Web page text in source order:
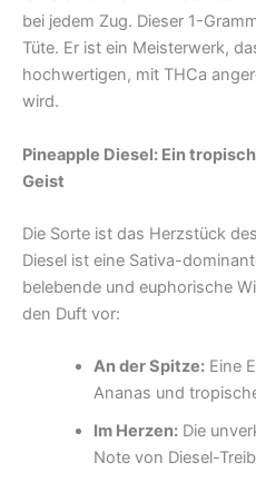
bei jedem Zug. Dieser 1-
Tüte. Er ist ein Meisterwerk,
hochwertigen, mit THCa
wird.
Pineapple Diesel: Ein
Geist
Die Sorte ist das Herzstück
Diesel ist eine Sativa-
belebende und euphorische
den Duft vor:
An der Spitze:Eine
Ananas und
Im Herzen:Die
Note von Diesel-